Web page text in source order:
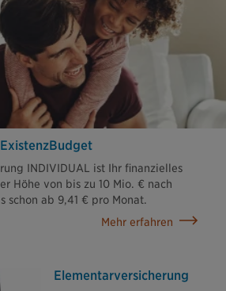
INDIVIDUAL ist Ihr finanzielles
Höhe von bis zu 10 Mio. € nach
schon ab 9,41 € pro Monat.
Mehr erfahren
Elementar­versicherung